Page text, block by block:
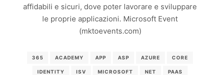
affidabili e sicuri, dove poter lavorare e sviluppare
le proprie applicazioni. Microsoft Event
(mktoevents.com)
365 ACADEMY APP ASP AZURE CORE
IDENTITY ISV MICROSOFT NET PAAS